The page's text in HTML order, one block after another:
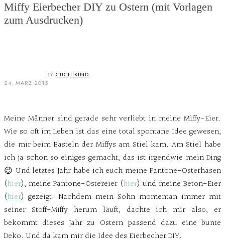
Miffy Eierbecher DIY zu Ostern (mit Vorlagen
zum Ausdrucken)
BY CUCHIKIND
24. MÄRZ 2015
Meine Männer sind gerade sehr verliebt in meine Miffy-Eier.
Wie so oft im Leben ist das eine total spontane Idee gewesen,
die mir beim Basteln der Miffys am Stiel kam. Am Stiel habe
ich ja schon so einiges gemacht, das ist irgendwie mein Ding
😉 Und letztes Jahr habe ich euch meine Pantone-Osterhasen
(hier), meine Pantone-Ostereier (hier) und meine Beton-Eier
(hier) gezeigt. Nachdem mein Sohn momentan immer mit
seiner Stoff-Miffy herum läuft, dachte ich mir also, er
bekommt dieses Jahr zu Ostern passend dazu eine bunte
Deko. Und da kam mir die Idee des Eierbecher DIY.